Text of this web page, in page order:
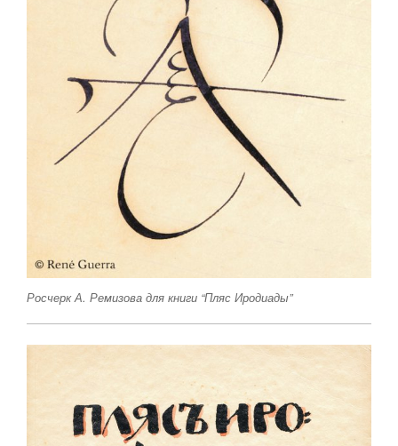
Росчерк А. Ремизова для книги “Пляс Иродиады”